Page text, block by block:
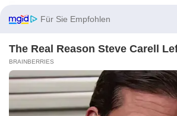
Aktien ATX DAX EuroStoxx 50 Dow Jones
S&P 500
Weitere Aktien:
HMV Group
Solar-Fabrik Kana Software Oji
United Surgical Partners
Kontakt-Impressum Werbung-
Für Sie Empfohlen
The Real Reason Steve Carell
BRAINBERRIES